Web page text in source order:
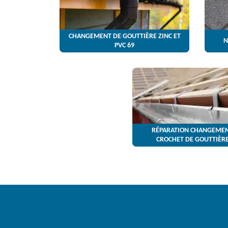
CHANGEMENT DE GOUTTIÈRE ZINC ET
PVC 69
RÉPARATION
CROCHET DE